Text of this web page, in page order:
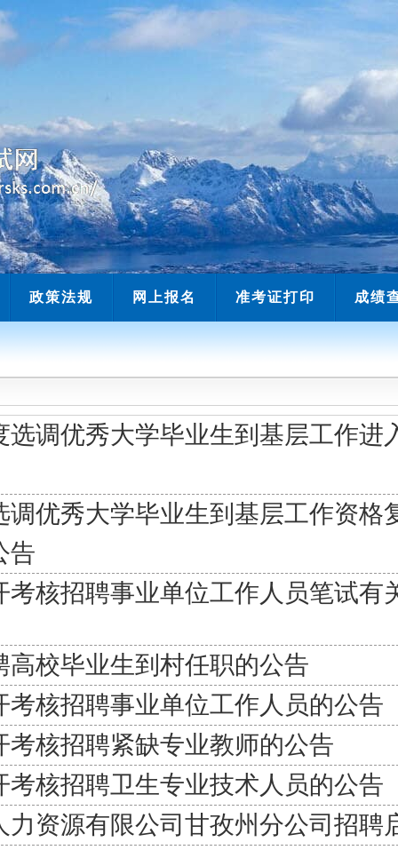
政策法规 网上报名 准考证打印 成绩
当前时间：
选调优秀大学毕业生到基层工作进
调优秀大学毕业生到基层工作资格
告
考核招聘事业单位工作人员笔试有
高校毕业生到村任职的公告
考核招聘事业单位工作人员的公告
考核招聘紧缺专业教师的公告
考核招聘卫生专业技术人员的公告
力资源有限公司甘孜州分公司招聘